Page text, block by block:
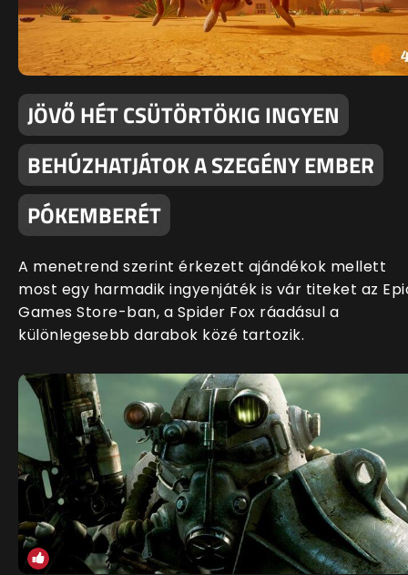
JÖVŐ HÉT CSÜTÖRTÖKIG INGYEN
BEHÚZHATJÁTOK A SZEGÉNY EMBER
PÓKEMBERÉT
A menetrend szerint érkezett ajándékok mellett
most egy harmadik ingyenjáték is vár titeket az
Games Store-ban, a Spider Fox ráadásul a
különlegesebb darabok közé tartozik.